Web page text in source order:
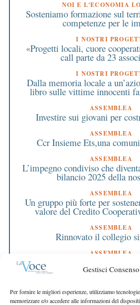
Gestisci Consenso
Per fornire le migliori esperienze, utilizziamo
memorizzare e/o accedere alle informazioni del
NOI E L'ECONOMIA
Sosteniamo formazione sul
competenze per le
I NOSTRI
«Progetti locali, cuore
call parte da 23
I NOSTRI
Dalla memoria locale a
libro sulle vittime innocenti
ASSEMBLEA
Investire sui giovani per
ASSEMBLEA
Ccr Insieme Ets,una
ASSEMBLEA
L’impegno condiviso che
bilancio 2025 della
ASSEMBLEA
Un gruppo più forte per
valore del Credito
ASSEMBLEA
Rinnovato il collegio
ASSEMBLEA
Bilancio approvato
destinati al
EDITORIALE
Crescere restando